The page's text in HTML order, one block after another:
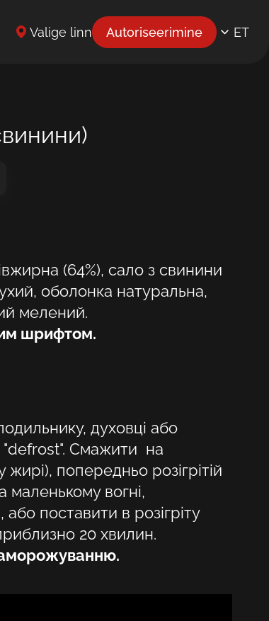
Valige linn Autoriseerimine ET
(64%), сало з свинини
оболонка натуральна,
мелений.
шрифтом.
духовці або
"defrost". Смажити на
попередньо розігрітій
маленькому вогні,
поставити в розігріту
20 хвилин.